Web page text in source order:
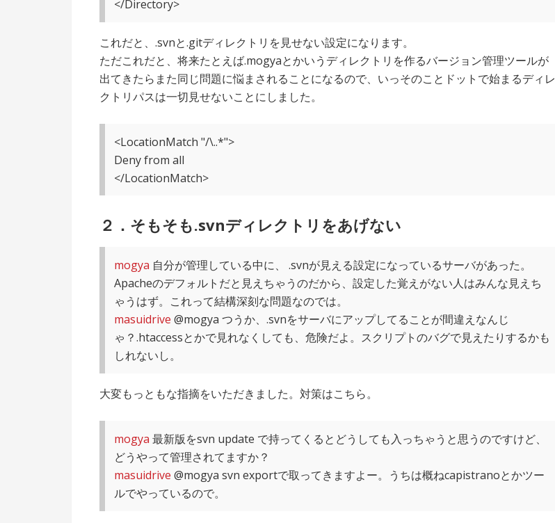
</Directory>
これだと、.svnと.gitディレクトリを見せない設定になります。
ただこれだと、将来たとえば.mogyaとかいうディレクトリを作るバージョン管理ツールが
出てきたらまた同じ問題に悩まされることになるので、いっそのことドットで始まるディレ
クトリパスは一切見せないことにしました。
<LocationMatch "/\..*">
Deny from all
</LocationMatch>
２．そもそも.svnディレクトリをあげない
mogya 自分が管理している中に、 .svnが見える設定になっているサーバがあった。
Apacheのデフォルトだと見えちゃうのだから、設定した覚えがない人はみんな見えち
ゃうはず。これって結構深刻な問題なのでは。
masuidrive @mogya つうか、.svnをサーバにアップしてることが間違えなんじ
ゃ？.htaccessとかで見れなくしても、危険だよ。スクリプトのバグで見えたりするかも
しれないし。
大変もっともな指摘をいただきました。対策はこちら。
mogya 最新版をsvn update で持ってくるとどうしても入っちゃうと思うのですけど、
どうやって管理されてますか？
masuidrive @mogya svn exportで取ってきますよー。うちは概ねcapistranoとかツー
ルでやっているので。